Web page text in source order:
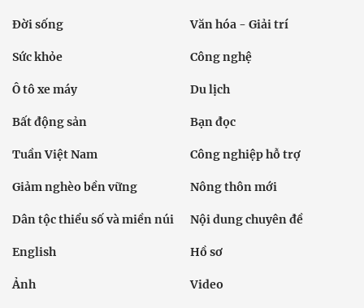
Đời sống Văn hóa - Giải trí
Sức khỏe Công nghệ
Ô tô xe máy Du lịch
Bất động sản Bạn đọc
Tuần Việt Nam Công nghiệp hỗ trợ
Giảm nghèo bền vững Nông thôn mới
Dân tộc thiểu số và miền núi Nội dung chuyên đề
English Hồ sơ
Ảnh Video